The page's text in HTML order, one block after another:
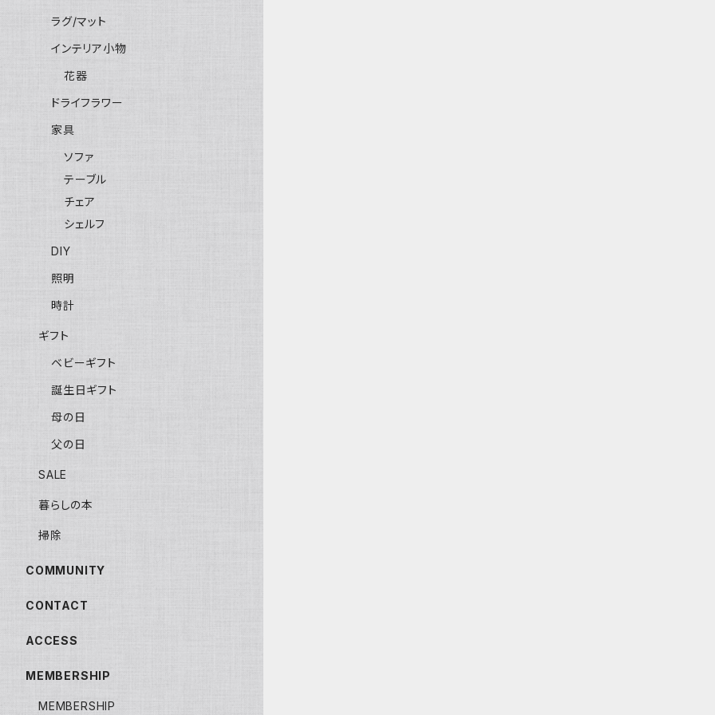
ラグ/マット
インテリア小物
花器
ドライフラワー
家具
ソファ
テーブル
チェア
シェルフ
DIY
照明
時計
ギフト
ベビーギフト
誕生日ギフト
母の日
父の日
SALE
暮らしの本
掃除
COMMUNITY
CONTACT
ACCESS
MEMBERSHIP
MEMBERSHIP